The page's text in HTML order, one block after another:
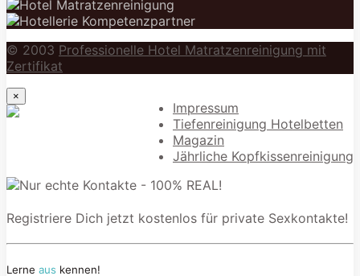
© 2003 Professionelle Hotel Matratzenreinigung mit
Zertifikat
Impressum
Tiefenreinigung Hotelbetten
Magazin
Jährliche Kopfkissenreinigung
×
Registriere Dich jetzt kostenlos für private Sexkontakte!
Lerne aus kennen!